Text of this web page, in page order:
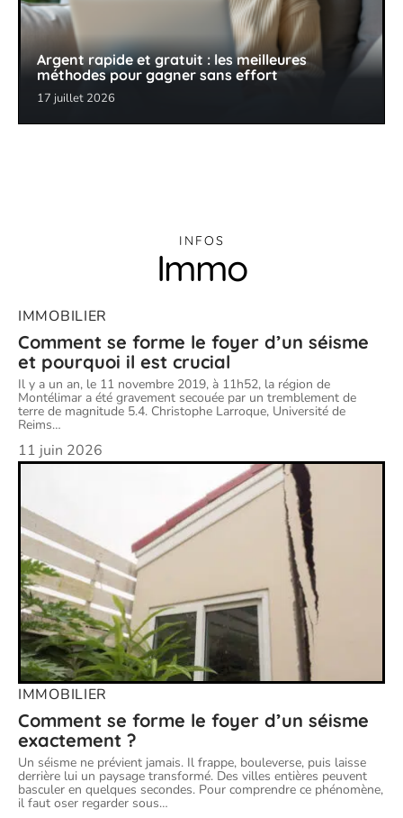
Argent rapide et gratuit : les meilleures
méthodes pour gagner sans effort
17 juillet 2026
INFOS
Immo
IMMOBILIER
Comment se forme le foyer d’un séisme
et pourquoi il est crucial
Il y a un an, le 11 novembre 2019, à 11h52, la région de
Montélimar a été gravement secouée par un tremblement de
terre de magnitude 5.4. Christophe Larroque, Université de
Reims…
11 juin 2026
IMMOBILIER
Comment se forme le foyer d’un séisme
exactement ?
Un séisme ne prévient jamais. Il frappe, bouleverse, puis laisse
derrière lui un paysage transformé. Des villes entières peuvent
basculer en quelques secondes. Pour comprendre ce phénomène,
il faut oser regarder sous…